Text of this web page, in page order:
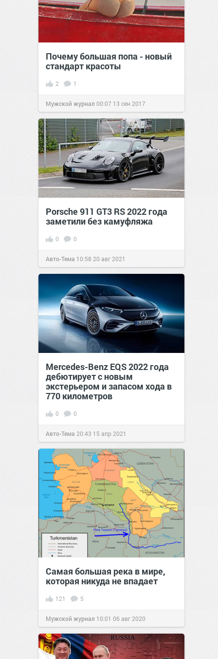
Почему большая попа - новый
стандарт красоты
2 1
Мужской журнал 00:07 13 сен 2017
Porsche 911 GT3 RS 2022 года
заметили без камуфляжа
0 0
Авто-Тема 10:58 20 авг 2021
Mercedes-Benz EQS 2022 года
дебютирует с новым
экстерьером и запасом хода в
770 километров
0 0
Авто-Тема 20:43 15 апр 2021
Самая большая река в мире,
которая никуда не впадает
121 5
Мужской журнал 10:01 06 авг 2020